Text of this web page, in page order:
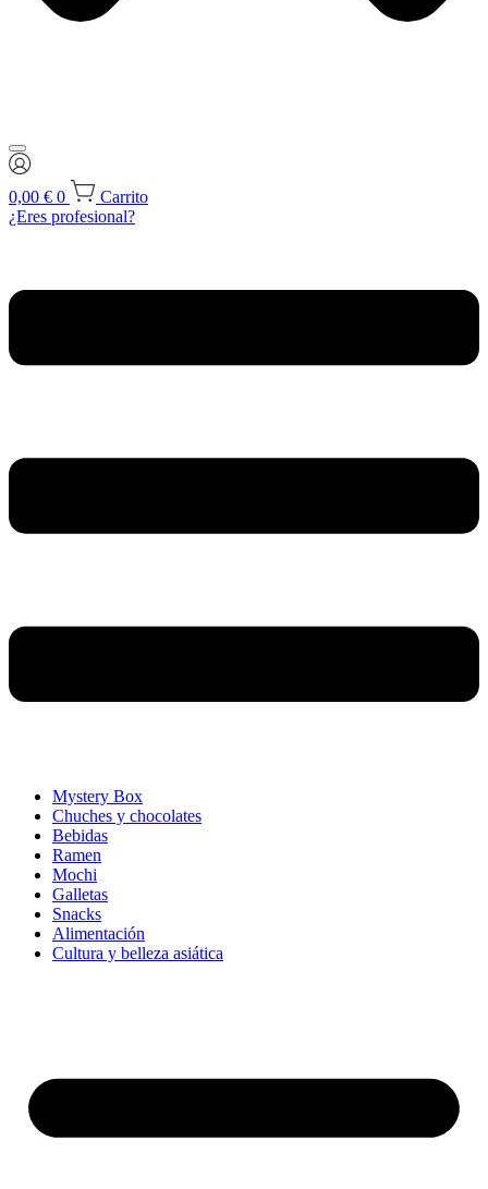
0,00 € 0
Carrito
¿Eres profesional?
Mystery Box
Chuches y chocolates
Bebidas
Ramen
Mochi
Galletas
Snacks
Alimentación
Cultura y belleza asiática